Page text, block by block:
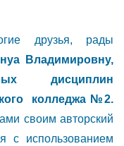
друзья, рады
Владимировну,
дисциплин
колледжа №2.
своим авторский
с использованием